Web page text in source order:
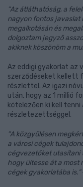
“Az átláthatóság, a
nagyon fontos javaslat
megalkotásán és
dolgoztam jegyző
akiknek köszönöm a
Az eddigi gyakorlat az
szerződéseket kellett
részlettel. Az igazi
után, hogy az 1 millió
kötelezően ki kell tenni
részletezettséggel.
“A közgyűlésen
a városi cégek
cégvezetőket utasítani
hogy ültesse át a most
cégek gyakorlatába is.”